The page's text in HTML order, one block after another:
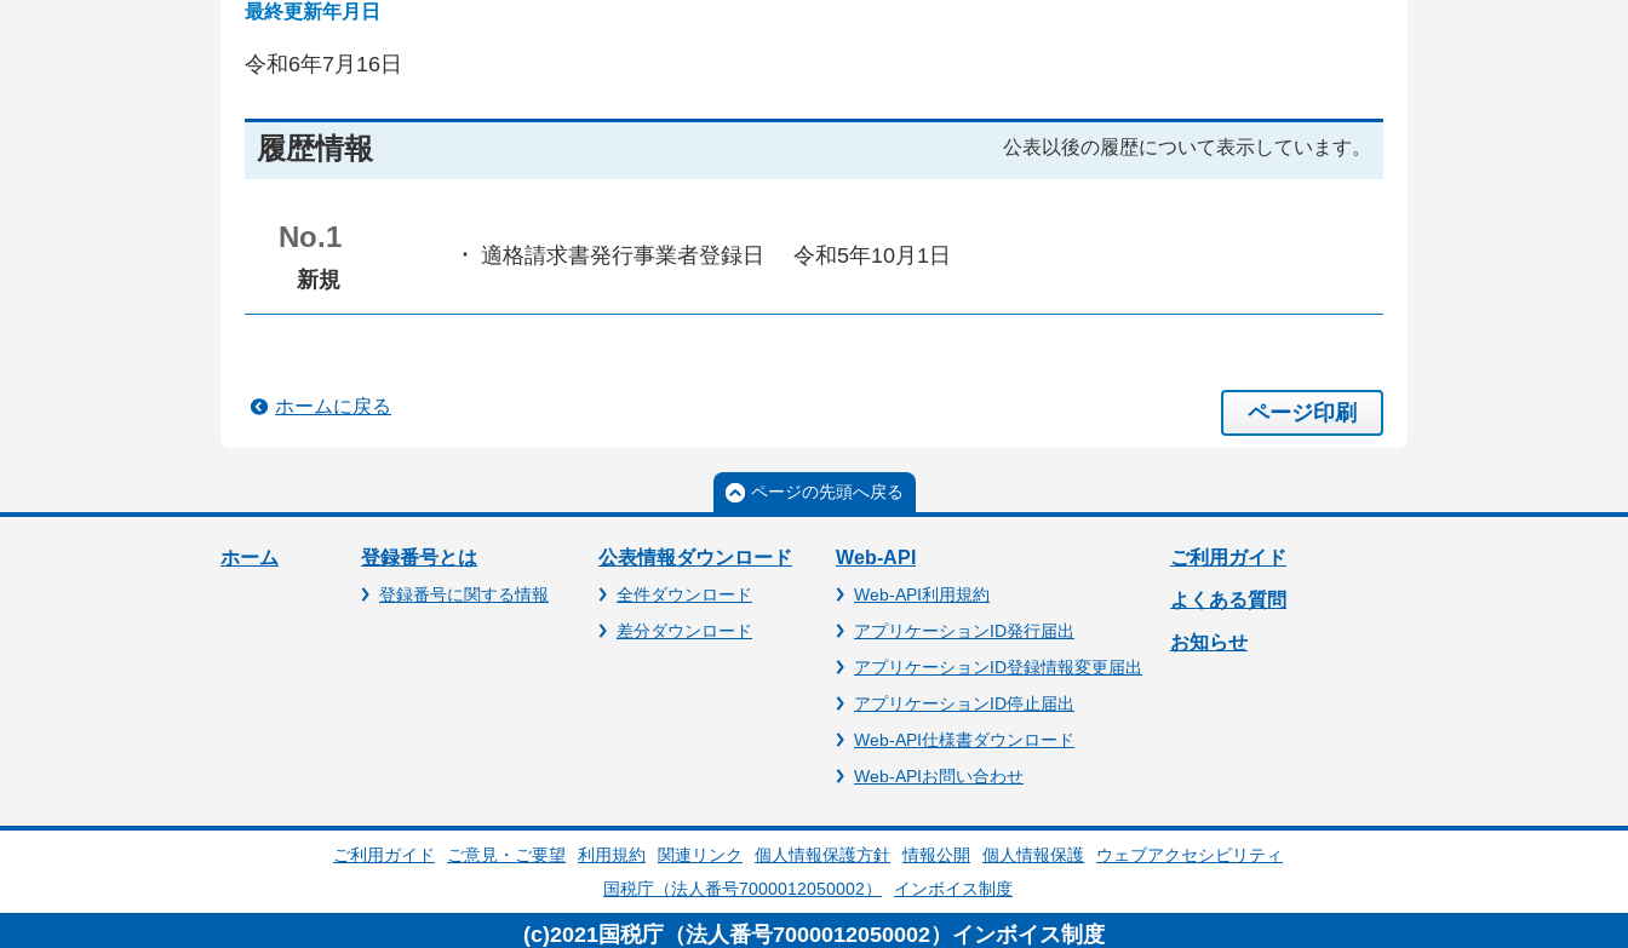
最終更新年月日
令和6年7月16日
履歴情報 公表以後の履歴について表示しています。
No.1
新規
適格請求書発行事業者登録日 令和5年10月1日
ページ印刷
ホームに戻る
ページの先頭へ戻る
ホーム 登録番号とは
登録番号に関する情報
公表情報ダウンロード
全件ダウンロード
差分ダウンロード
Web-API
Web-API利用規約
アプリケーションID発行届出
アプリケーションID登録情報変更届出
アプリケーションID停止届出
Web-API仕様書ダウンロード
Web-APIお問い合わせ
ご利用ガイド
よくある質問
お知らせ
ご利用ガイド ご意見・ご要望 利用規約 関連リンク 個人情報保護方針 情報公開 個人情報保護
ウェブアクセシビリティ
国税庁（法人番号7000012050002）
インボイス制度
(c)2021国税庁（法人番号7000012050002）インボイス制度